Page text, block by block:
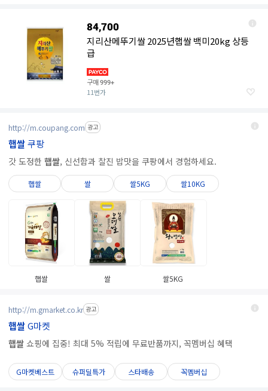
84,700
지리산메뚜기쌀 2025년햅쌀 백미20kg 상등
급
구매999+
11번가
http://m.coupang.com 광고
햅쌀쿠팡
갓 도정한 햅쌀, 신선함과 찰진 밥맛을 쿠팡에서 경험하세요.
햅쌀 쌀 쌀5KG 쌀10KG
햅쌀 쌀 쌀5KG
http://m.gmarket.co.kr 광고
햅쌀G마켓
햅쌀 쇼핑에 집중! 최대 5% 적립에 무료반품까지, 꼭멤버십 혜택
G마켓베스트 슈퍼딜특가 스타배송 꼭멤버십